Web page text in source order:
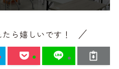
ら嬉しいです！